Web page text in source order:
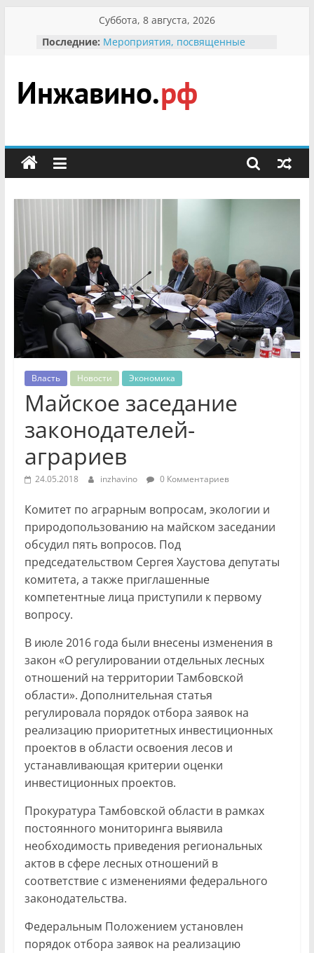
содержимому
Суббота, 8 августа, 2026
Последние: Мероприятия, посвященные
гражданин Инжавинского округа»
участнице Великой
Отечественной, фронтовичке
Безопасность в сети Интернет
мероприятии «Сохраним
первоцветы!»
Инжавино.рф
сельский
портал
Власть Новости Экономика
Майское заседание
законодателей-
аграриев
24.05.2018 inzhavino 0 Комментариев
Комитет по аграрным вопросам, экологии и
природопользованию на майском заседании
обсудил пять вопросов. Под
председательством Сергея Хаустова депутаты
комитета, а также приглашенные
компетентные лица приступили к первому
вопросу.
В июле 2016 года были внесены изменения в
закон «О регулировании отдельных лесных
отношений на территории Тамбовской
области». Дополнительная статья
регулировала порядок отбора заявок на
реализацию приоритетных инвестиционных
проектов в области освоения лесов и
устанавливающая критерии оценки
инвестиционных проектов.
Прокуратура Тамбовской области в рамках
постоянного мониторинга выявила
необходимость приведения региональных
актов в сфере лесных отношений в
соответствие с изменениями федерального
законодательства.
Федеральным Положением установлен
порядок отбора заявок на реализацию